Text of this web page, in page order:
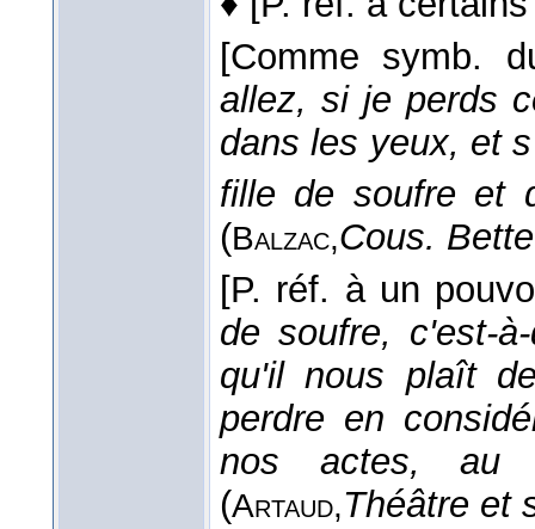
[Comme symb.
allez, si je perds
dans les yeux, et
fille de soufre et
(Balzac,Cous. Bette
[P. réf. à un
de soufre, c'est-
qu'il nous plaît
perdre en
nos actes, au
(Artaud,Théâtre et